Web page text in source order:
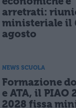
arretrati:
ministeriale il
agosto
NEWS SCUOLA
Formazione
e ATA, il PIAO
2028 fissa